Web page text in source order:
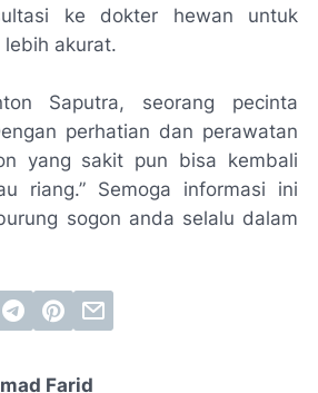
ke dokter hewan untuk
lebih akurat.
Saputra, seorang pecinta
perhatian dan perawatan
yang sakit pun bisa kembali
riang.” Semoga informasi ini
sogon anda selalu dalam
Farid